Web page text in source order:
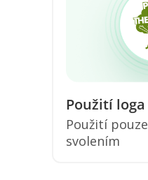
Použití loga
Použití
svolením